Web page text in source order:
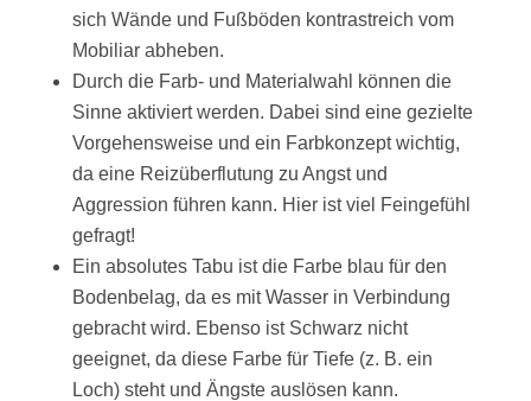
sich Wände und Fußböden kontrastreich vom
Mobiliar abheben.
Durch die Farb- und Materialwahl können die
Sinne aktiviert werden. Dabei sind eine gezielte
Vorgehensweise und ein Farbkonzept wichtig,
da eine Reizüberflutung zu Angst und
Aggression führen kann. Hier ist viel Feingefühl
gefragt!
Ein absolutes Tabu ist die Farbe blau für den
Bodenbelag, da es mit Wasser in Verbindung
gebracht wird. Ebenso ist Schwarz nicht
geeignet, da diese Farbe für Tiefe (z. B. ein
Loch) steht und Ängste auslösen kann.